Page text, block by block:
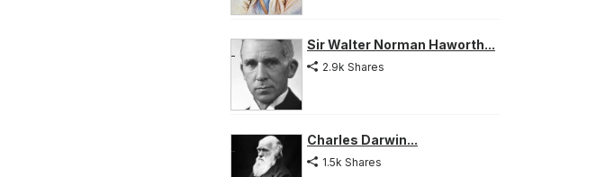
Sir Walter Norman Haworth...
2.9k Shares
Charles Darwin...
1.5k Shares